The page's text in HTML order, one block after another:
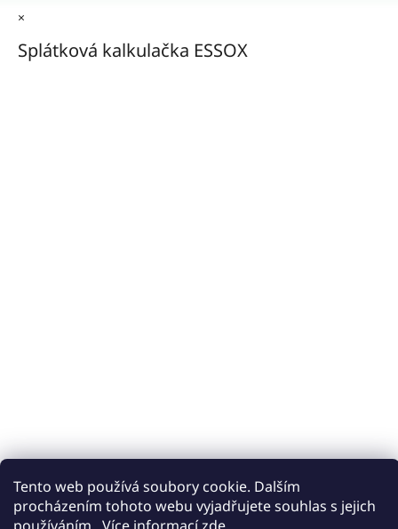
Tento web používá soubory cookie. Dalším
procházením tohoto webu vyjadřujete souhlas s jejich
×
Splátková kalkulačka ESSOX